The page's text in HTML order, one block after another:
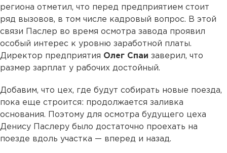
региона отметил, что перед предприятием стоит
ряд вызовов, в том числе кадровый вопрос. В этой
связи Паслер во время осмотра завода проявил
особый интерес к уровню заработной платы.
Директор предприятия Олег Спаи заверил, что
размер зарплат у рабочих достойный.
Добавим, что цех, где будут собирать новые поезда,
пока еще строится: продолжается заливка
основания. Поэтому для осмотра будущего цеха
Денису Паслеру было достаточно проехать на
поезде вдоль участка — вперед и назад.